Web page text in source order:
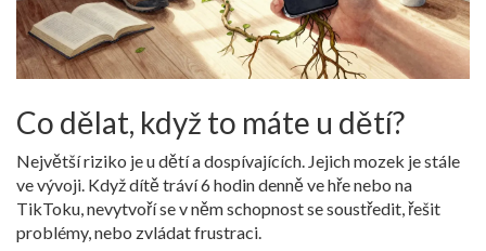
Co dělat, když to máte u dětí?
Největší riziko je u dětí a dospívajících. Jejich mozek je stále
ve vývoji. Když dítě tráví 6 hodin denně ve hře nebo na
TikToku, nevytvoří se v něm schopnost se soustředit, řešit
problémy, nebo zvládat frustraci.